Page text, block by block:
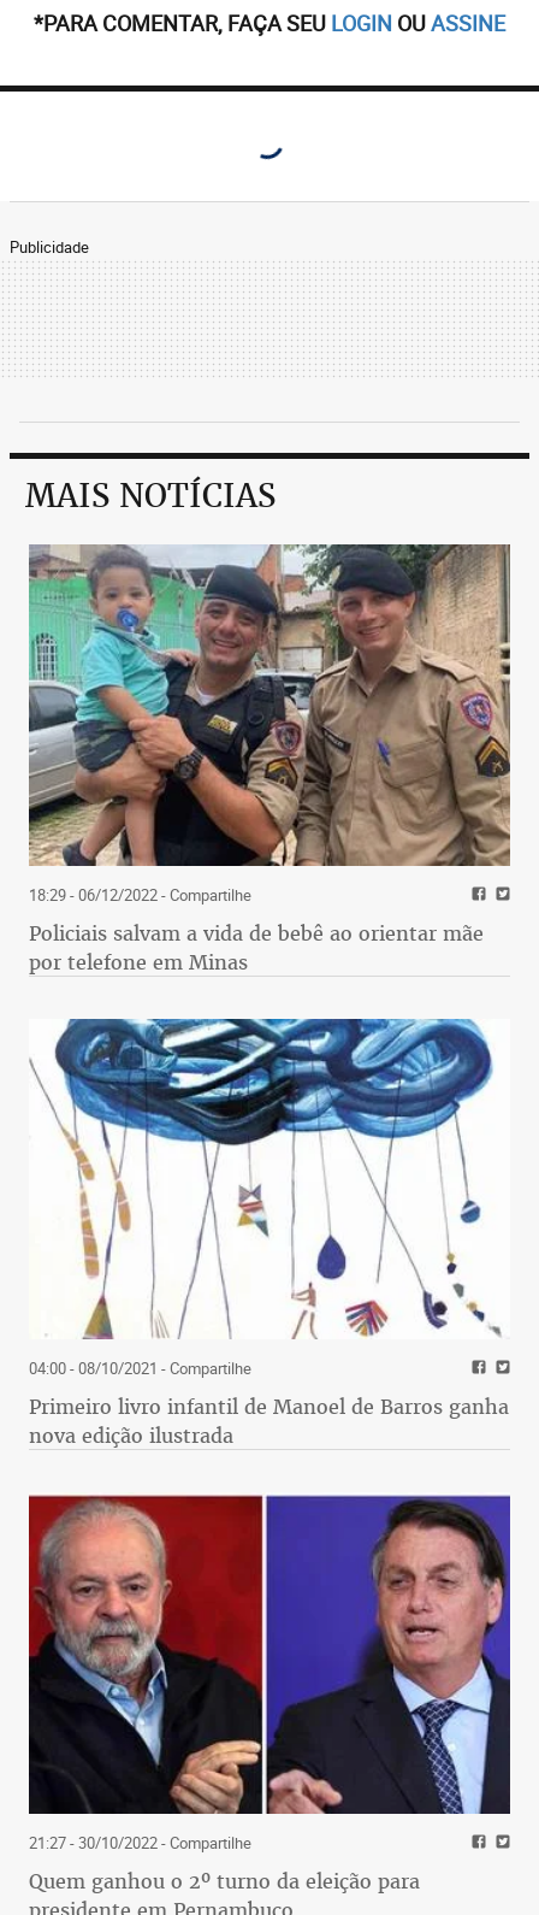
*PARA COMENTAR, FAÇA SEU LOGIN OUASSINE
Publicidade
MAIS NOTÍCIAS
18:29 - 06/12/2022- Compartilhe
Policiais salvam a vida de bebê ao orientar mãe
por telefone em Minas
04:00 - 08/10/2021 - Compartilhe
Primeiro livro infantil de Manoel de Barros ganha
nova edição ilustrada
21:27 - 30/10/2022- Compartilhe
Quem ganhou o 2º turno da eleição para